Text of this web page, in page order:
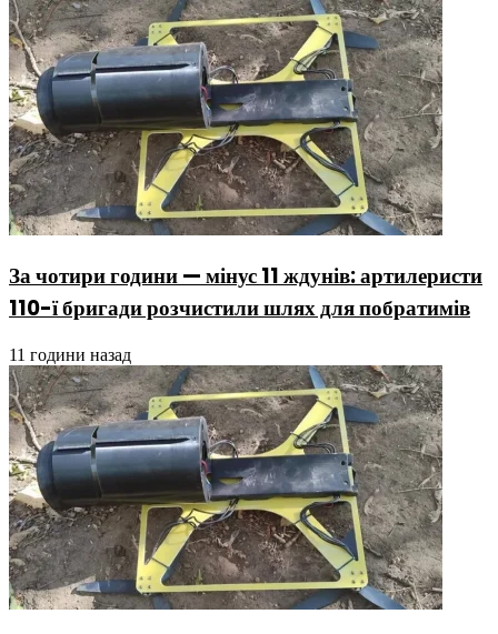
За чотири години — мінус 11 ждунів: артилеристи
110-ї бригади розчистили шлях для побратимів
11 години назад